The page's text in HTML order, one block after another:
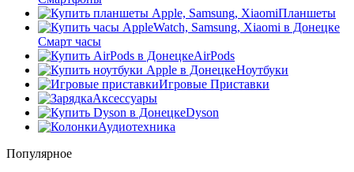
Планшеты
Смарт часы
AirPods
Ноутбуки
Игровые Приставки
Аксессуары
Dyson
Аудиотехника
Популярное